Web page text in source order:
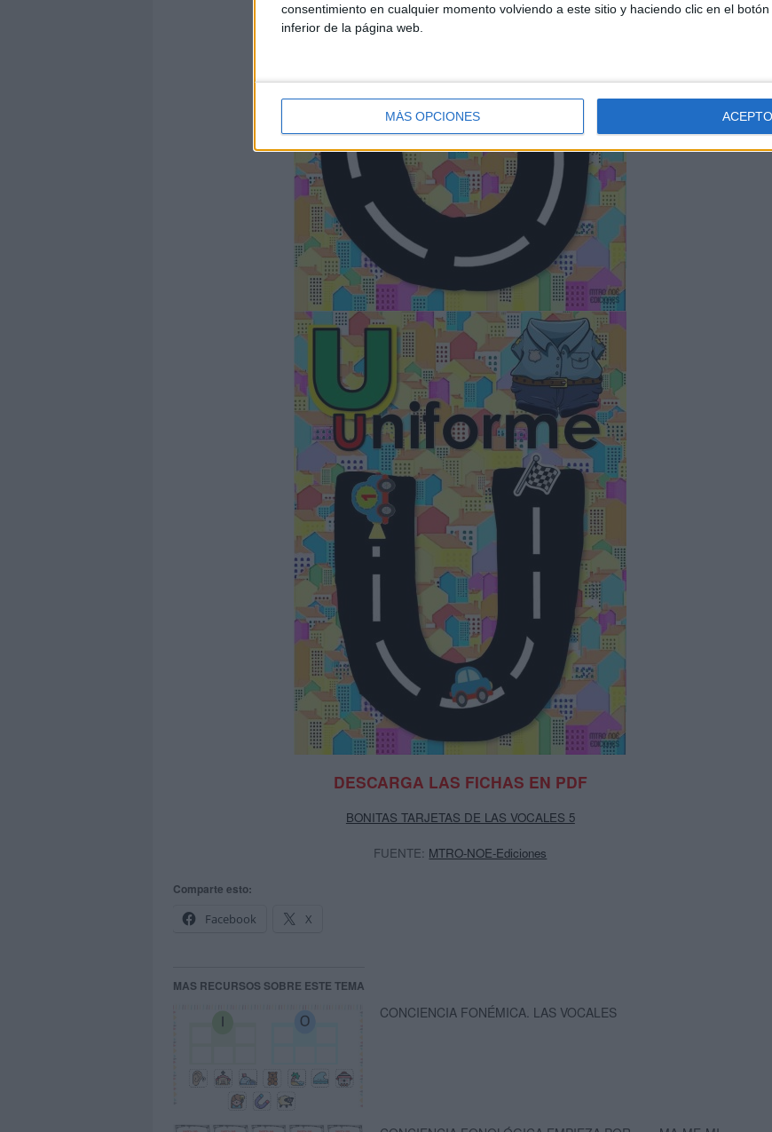
consentimiento en cualquier momento volviendo a este sitio y haciendo clic en el
inferior de la página web.
MÁS OPCIONES ACEPTO
DESCARGA LAS FICHAS EN PDF
BONITAS TARJETAS DE LAS VOCALES 5
FUENTE: MTRO-NOE-Ediciones
Comparte esto:
Facebook
X
MAS RECURSOS SOBRE ESTE TEMA
CONCIENCIA FONÉMICA. LAS VOCALES